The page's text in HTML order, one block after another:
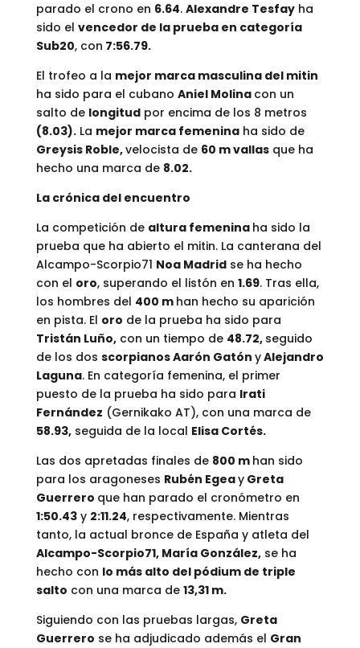
parado el crono en 6.64. Alexandre Tesfayha
sido el vencedor de la prueba en categoría
Sub20, con 7:56.79.
El trofeo a la mejor marca masculina del mitin
ha sido para el cubano Aniel Molina con un
salto de longitudpor encima de los 8 metros
(8.03).La mejor marca femeninaha sido de
Greysis Roble,velocista de 60 m vallasque ha
hecho una marca de 8.02.
La crónica del encuentro
La competición de altura femenina ha sido la
prueba que ha abierto el mitin. La canterana del
Alcampo-Scorpio71 Noa Madridse ha hecho
con el oro, superando el listón en 1.69. Tras ella,
los hombres del 400 m han hecho su aparición
en pista. El oro de la prueba ha sido para
Tristán Luño,con un tiempo de 48.72, seguido
de los dos scorpianos Aarón Gatón yAlejandro
Laguna. En categoría femenina, el primer
puesto de la prueba ha sido para Irati
Fernández (Gernikako AT), con una marca de
58.93,seguida de la local Elisa Cortés.
Las dos apretadas finales de 800 m han sido
para los aragoneses Rubén EgeayGreta
Guerrero que han parado el cronómetro en
1:50.43y 2:11.24, respectivamente. Mientras
tanto, la actual bronce de España y atleta del
Alcampo-Scorpio71, María González,se ha
hecho con lo más alto del pódium de triple
salto con una marca de 13,31 m.
Siguiendo con las pruebas largas, Greta
Guerrero se ha adjudicado además el Gran